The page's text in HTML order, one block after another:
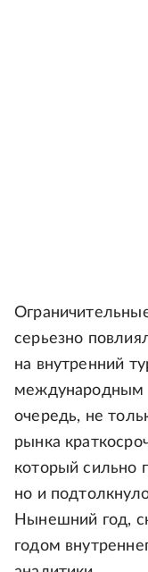
серьезно
на внутренний
международным
очередь, не
рынка
который сильно
но и
Нынешний год,
годом